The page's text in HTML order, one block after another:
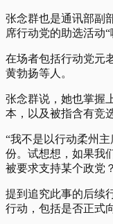
张念群也是通讯部副
席行动党的助选活动
在场者包括行动党元
黄勃扬等人。
张念群说，她也掌握
本，以及被指含有竞
“我不是以行动柔州
份。试想想，如果我
被要求支持某个政党
提到追究此事的后续
行动，包括是否正式